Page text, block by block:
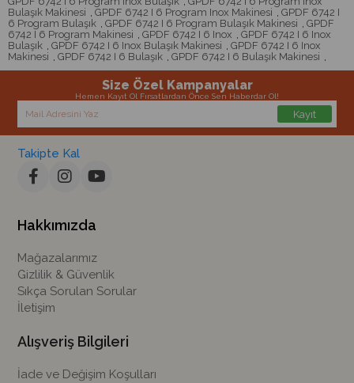
Bulaşık Makinesi , GPDF 6742 I 6 Program Inox Makinesi , GPDF 6742 I
6 Program Bulaşık , GPDF 6742 I 6 Program Bulaşık Makinesi , GPDF
6742 I 6 Program Makinesi , GPDF 6742 I 6 Inox , GPDF 6742 I 6 Inox
Bulaşık , GPDF 6742 I 6 Inox Bulaşık Makinesi , GPDF 6742 I 6 Inox
Makinesi , GPDF 6742 I 6 Bulaşık , GPDF 6742 I 6 Bulaşık Makinesi ,
Size Özel Kampanyalar
Hemen Kayıt Ol Fırsatlardan Önce Sen Haberdar Ol!
Kayıt
Takipte Kal
Hakkımızda
Mağazalarımız
Gizlilik & Güvenlik
Sıkça Sorulan Sorular
İletişim
Alışveriş Bilgileri
İade ve Değişim Koşulları